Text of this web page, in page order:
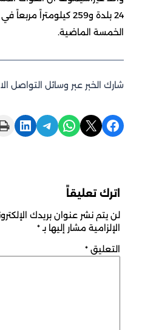
24 بلدة و259 كيلومتراً
الخمسة الماضية.
شارك الخبر عبر وسائل التواصل
Share on Facebook
Share on X
Share on WhatsApp
Share on Telegram
Share on LinkedIn
Print this Page
اترك تعليقاً
لن يتم نشر عنوان بريدك
الإلزامية مشار إليها بـ*
التعليق *